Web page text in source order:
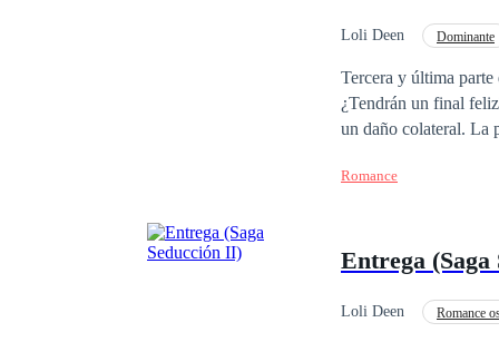
Loli Deen Dominante
Tercera y última parte de la Saga "Tómame".
¿Tendrán un final feliz? La vida los unió, los separó y ahora tienen su revancha. Pero su amor despierta
un daño colateral. La pasión que sienten el uno por el otro se vuelve más y más fuerte. ¿Los consumirá?
No te pierdas la última
Romance
Entrega
Loli Deen Romance